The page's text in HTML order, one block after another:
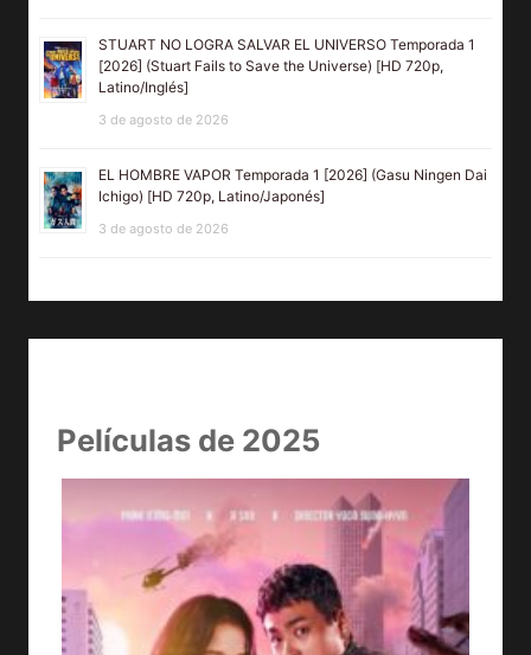
STUART NO LOGRA SALVAR EL UNIVERSO Temporada 1
[2026] (Stuart Fails to Save the Universe) [HD 720p,
Latino/Inglés]
3 de agosto de 2026
EL HOMBRE VAPOR Temporada 1 [2026] (Gasu Ningen Dai
Ichigo) [HD 720p, Latino/Japonés]
3 de agosto de 2026
Películas de 2025